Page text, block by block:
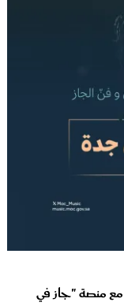
مع منصة "جاز في